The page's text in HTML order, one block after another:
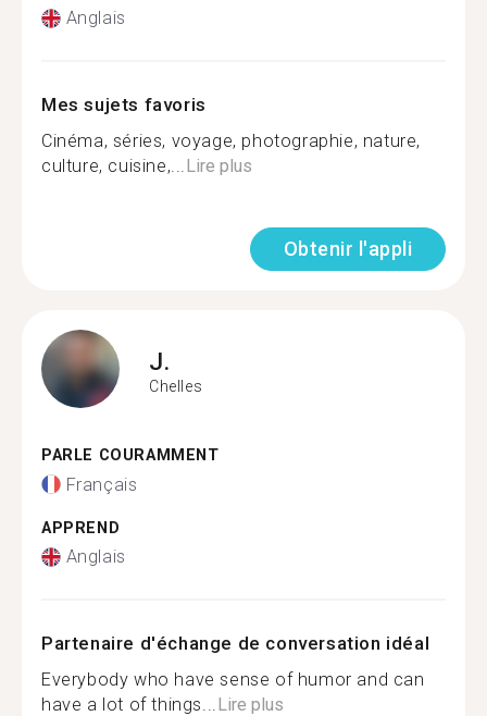
Anglais
Mes sujets favoris
Cinéma, séries, voyage, photographie, nature,
culture, cuisine,...Lire plus
Obtenir l'appli
J.
Chelles
PARLE COURAMMENT
Français
APPREND
Anglais
Partenaire d'échange de conversation idéal
Everybody who have sense of humor and can
have a lot of things...Lire plus